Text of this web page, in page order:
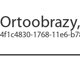
4f1c4830-1768-11e6-